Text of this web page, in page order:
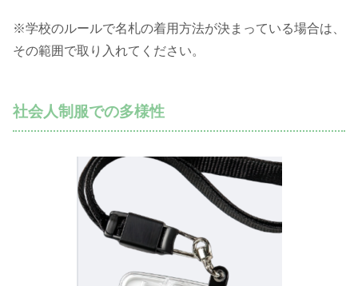
※学校のルールで名札の着用方法が決まっている場合は、
その範囲で取り入れてください。
社会人制服での多様性